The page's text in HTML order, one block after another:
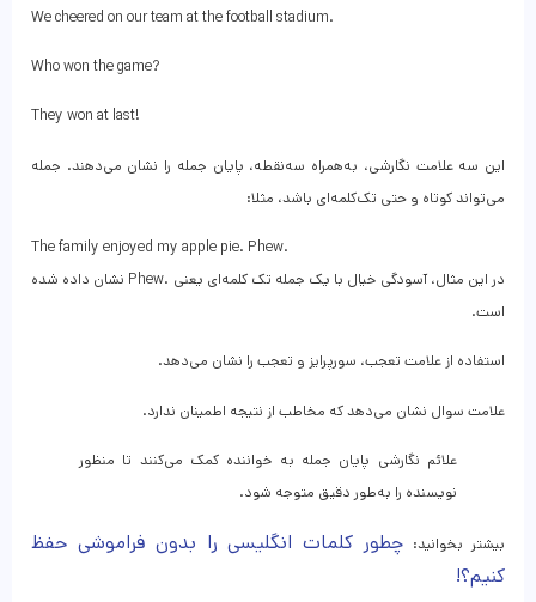
We cheered on our team at the football stadium.
Who won the game?
They won at last!
این سه علامت نگارشی، به‌همراه سه‌نقطه، پایان جمله را نشان می‌دهند. جمله
می‌تواند کوتاه و حتی تک‌کلمه‌ای باشد، مثلا:
The family enjoyed my apple pie. Phew.
در این مثال، آسودگی خیال با یک جمله تک‌ کلمه‌ای یعنی .Phew نشان داده شده
است.
استفاده از علامت تعجب، سورپرایز و تعجب را نشان می‌دهد.
علامت سوال نشان می‌دهد که مخاطب از نتیجه اطمینان ندارد.
علائم نگارشی پایان جمله به خواننده کمک می‌کنند تا منظور
نویسنده را به‌طور دقیق متوجه شود.
بیشتر بخوانید: چطور کلمات انگلیسی را بدون فراموشی حفظ
کنیم؟!